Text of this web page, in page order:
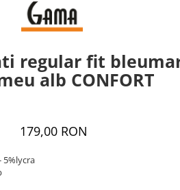
regular fit
alb CONFORT
179,00 RON
5%lycra